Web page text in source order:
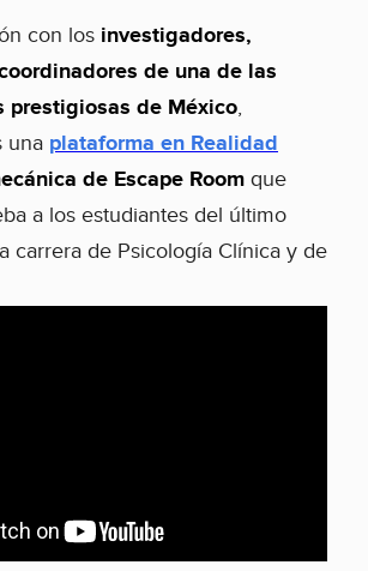
con los investigadores,
de una de las
prestigiosas de México,
una plataforma en Realidad
de Escape Room que
a los estudiantes del último
carrera de Psicología Clínica y de